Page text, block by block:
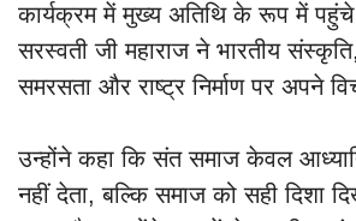
कार्यक्रम में मुख्य अतिथि के रूप में पहुंचे
सरस्वती जी महाराज ने भारतीय
समरसता और राष्ट्र निर्माण पर अपने
उन्होंने कहा कि संत समाज केवल
नहीं देता, बल्कि समाज को सही दिशा